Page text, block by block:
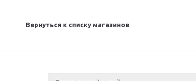
Вернуться к списку магазинов